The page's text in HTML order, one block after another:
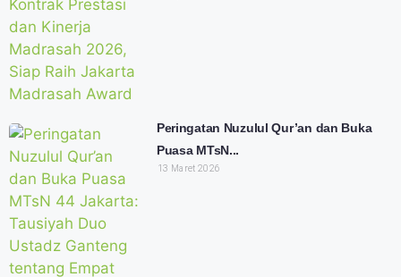
Peringatan Nuzulul Qur’an dan Buka
Puasa MTsN...
13 Maret 2026